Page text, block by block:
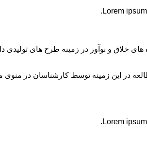
Lorem
های خلاق و نوآور در زمینه طرح های
در این زمینه توسط کارشناسان در منوی
Lorem